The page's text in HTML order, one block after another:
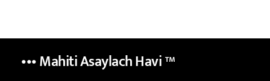
••• Mahiti Asaylach Havi™